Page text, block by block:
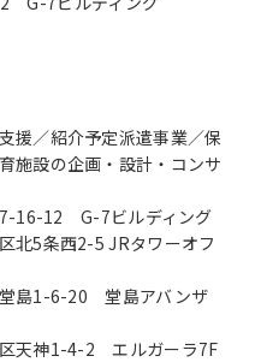
援／紹介予定派遣事業／保
施設の企画・設計・コンサ
7-16-12 G-7ビルディング
北5条西2-5 JRタワーオフ
堂島1-6-20 堂島アバンザ
区天神1-4-2 エルガーラ7F